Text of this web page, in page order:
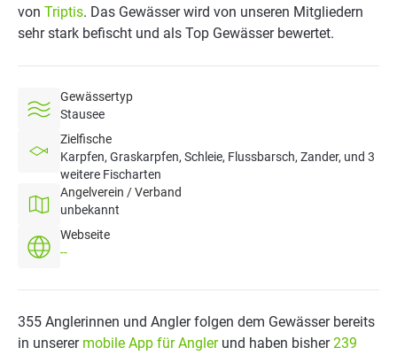
von Triptis. Das Gewässer wird von unseren Mitgliedern
sehr stark befischt und als Top Gewässer bewertet.
Gewässertyp
Stausee
Zielfische
Karpfen, Graskarpfen, Schleie, Flussbarsch, Zander, und 3
weitere Fischarten
Angelverein / Verband
unbekannt
Webseite
--
355 Anglerinnen und Angler folgen dem Gewässer bereits
in unserer mobile App für Anglerund haben bisher239